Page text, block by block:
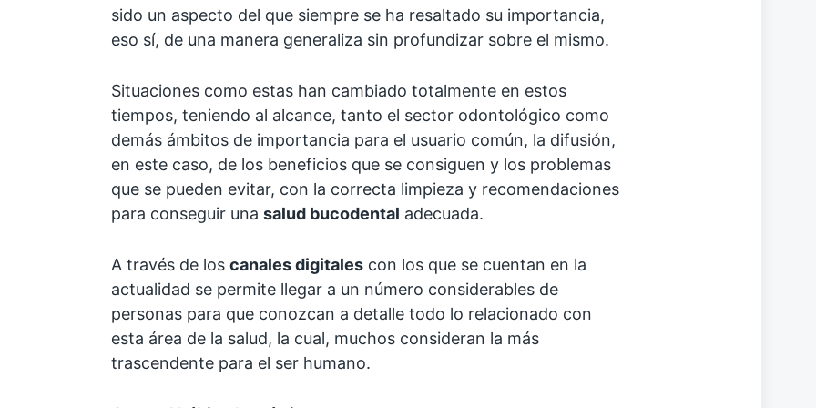
sido un aspecto del que siempre se ha resaltado su importancia,
eso sí, de una manera generaliza sin profundizar sobre el mismo.
Situaciones como estas han cambiado totalmente en estos
tiempos, teniendo al alcance, tanto el sector odontológico como
demás ámbitos de importancia para el usuario común, la difusión,
en este caso, de los beneficios que se consiguen y los problemas
que se pueden evitar, con la correcta limpieza y recomendaciones
para conseguir una salud bucodental adecuada.
A través de los canales digitalescon los que se cuentan en la
actualidad se permite llegar a un número considerables de
personas para que conozcan a detalle todo lo relacionado con
esta área de la salud, la cual, muchos consideran la más
trascendente para el ser humano.